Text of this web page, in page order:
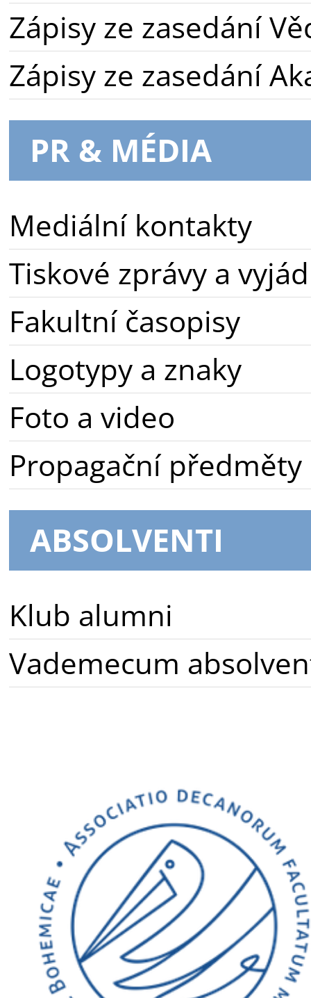
Zápisy ze zasedání
Zápisy ze zasedání
PR & MÉDIA
Mediální kontakty
Tiskové zprávy a
Fakultní časopisy
Logotypy a znaky
Foto a video
Propagační předměty
ABSOLVENTI
Klub alumni
Vademecum